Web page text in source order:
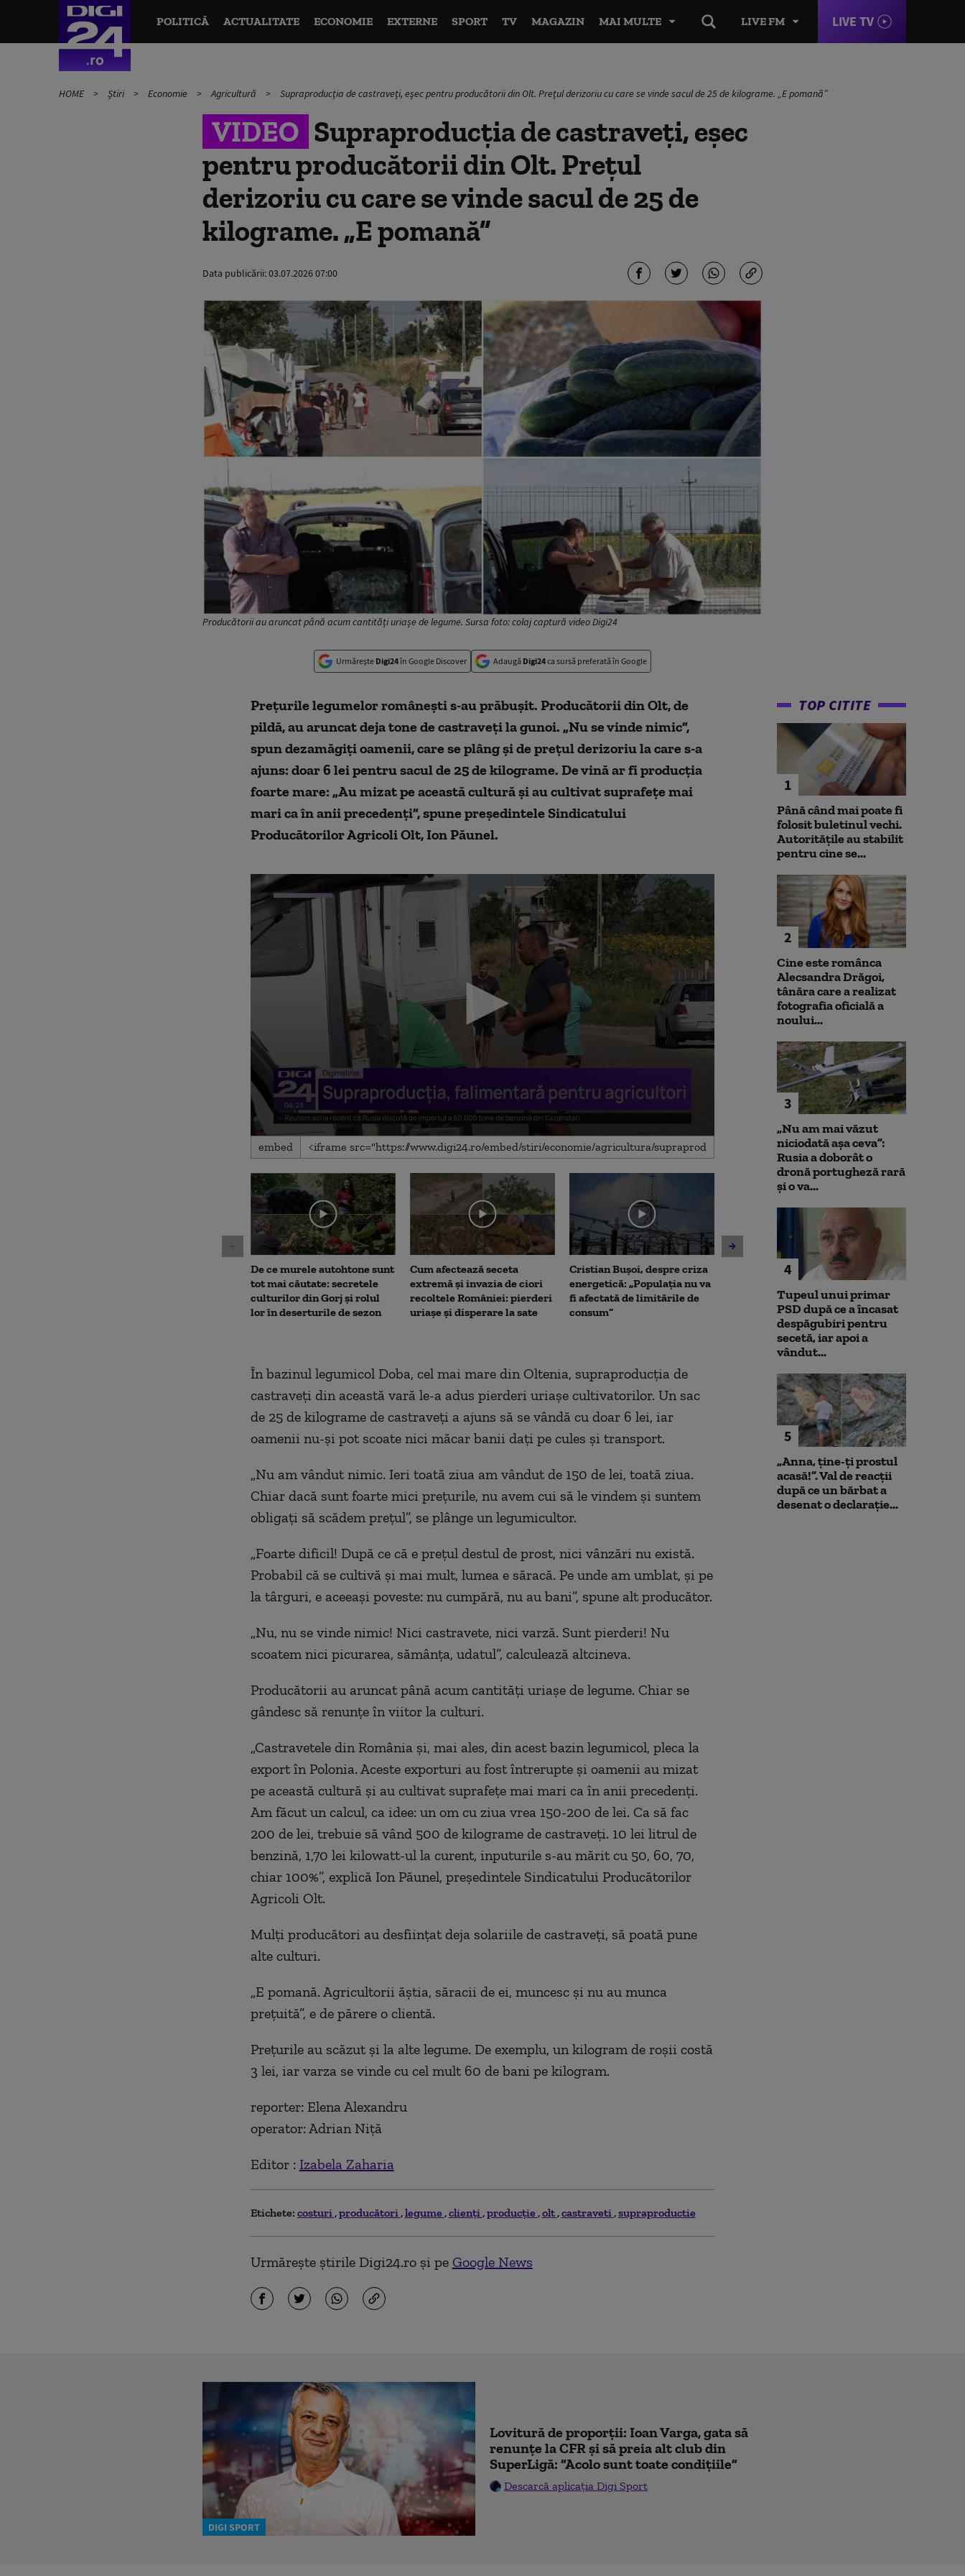
LIVE FM LIVE TV
POLITICĂ ACTUALITATE ECONOMIE EXTERNE SPORT TV MAGAZIN MAI MULTE
HOME Știri Economie Agricultură Supraproducția de castraveți, eșec pentru producătorii din Olt. Prețul derizoriu cu care se vinde sacul de 25 de kilograme. „E pomană”
VIDEO Supraproducția de castraveți, eșec
pentru producătorii din Olt. Prețul
derizoriu cu care se vinde sacul de 25 de
kilograme. „E pomană”
Data publicării:03.07.2026 07:00
Producătorii au aruncat până acum cantități uriașe de legume. Sursa foto: colaj captură video Digi24
Urmărește Digi24în Google Discover Adaugă Digi24ca sursă preferată în Google
Prețurile legumelor românești s-au prăbușit. Producătorii din Olt, de
pildă, au aruncat deja tone de castraveți la gunoi. „Nu se vinde nimic”,
spun dezamăgiți oamenii, care se plâng și de prețul derizoriu la care s-a
ajuns: doar 6 lei pentru sacul de 25 de kilograme. De vină ar fi producția
foarte mare: „Au mizat pe această cultură și au cultivat suprafețe mai
mari ca în anii precedenți”, spune președintele Sindicatului
Producătorilor Agricoli Olt, Ion Păunel.
0
seconds
1
minute,
59
seconds
Volume
90%
embed
De ce murele autohtone sunt
tot mai căutate: secretele
culturilor din Gorj și rolul
lor în deserturile de sezon
Cum afectează seceta
extremă și invazia de ciori
recoltele României: pierderi
uriașe și disperare la sate
Cristian Bușoi, despre criza
energetică: „Populația nu va
fi afectată de limitările de
consum”
Noi verificări pe aeroportul
din Leipzig: sute de polițiști
caută o a doua dronă.
Varianta exclusă de
anchetatori
Societatea de
București și-a
insolvența
În bazinul legumicol Doba, cel mai mare din Oltenia, supraproducția de
castraveți din această vară le-a adus pierderi uriașe cultivatorilor. Un sac
de 25 de kilograme de castraveți a ajuns să se vândă cu doar 6 lei, iar
oamenii nu-și pot scoate nici măcar banii dați pe cules și transport.
„Nu am vândut nimic. Ieri toată ziua am vândut de 150 de lei, toată ziua.
Chiar dacă sunt foarte mici prețurile, nu avem cui să le vindem și suntem
obligați să scădem prețul”, se plânge un legumicultor.
„Foarte dificil! După ce că e prețul destul de prost, nici vânzări nu există.
Probabil că se cultivă și mai mult, lumea e săracă. Pe unde am umblat, și pe
la târguri, e aceeași poveste: nu cumpără, nu au bani”, spune alt producător.
„Nu, nu se vinde nimic! Nici castravete, nici varză. Sunt pierderi! Nu
scoatem nici picurarea, sămânța, udatul”, calculează altcineva.
Producătorii au aruncat până acum cantități uriașe de legume. Chiar se
gândesc să renunțe în viitor la culturi.
„Castravetele din România și, mai ales, din acest bazin legumicol, pleca la
export în Polonia. Aceste exporturi au fost întrerupte și oamenii au mizat
pe această cultură și au cultivat suprafețe mai mari ca în anii precedenți.
Am făcut un calcul, ca idee: un om cu ziua vrea 150-200 de lei. Ca să fac
200 de lei, trebuie să vând 500 de kilograme de castraveți. 10 lei litrul de
benzină, 1,70 lei kilowatt-ul la curent, inputurile s-au mărit cu 50, 60, 70,
chiar 100%”, explică Ion Păunel, președintele Sindicatului Producătorilor
Agricoli Olt.
Mulți producători au desființat deja solariile de castraveți, să poată pune
alte culturi.
„E pomană. Agricultorii ăștia, săracii de ei, muncesc și nu au munca
prețuită”, e de părere o clientă.
Prețurile au scăzut și la alte legume. De exemplu, un kilogram de roșii costă
3 lei, iar varza se vinde cu cel mult 60 de bani pe kilogram.
reporter: Elena Alexandru
operator: Adrian Niță
Editor : Izabela Zaharia
Etichete: costuri producători legume clienţi producție olt castraveti supraproductie
Urmărește știrile Digi24.ro și pe Google News
TOP CITITE
1
Până când mai poate fi
folosit buletinul vechi.
Autoritățile au stabilit
pentru cine se...
2
Cine este românca
Alecsandra Drăgoi,
tânăra care a realizat
fotografia oficială a
noului...
3
„Nu am mai văzut
niciodată așa ceva”:
Rusia a doborât o
dronă portugheză rară
și o va...
4
Tupeul unui primar
PSD după ce a încasat
despăgubiri pentru
secetă, iar apoi a
vândut...
5
„Anna, ţine-ţi prostul
acasă!”. Val de reacții
după ce un bărbat a
desenat o declarație...
DIGI SPORT
Lovitură de proporții: Ioan Varga, gata să
renunțe la CFR și să preia alt club din
SuperLigă: ”Acolo sunt toate condițiile”
Descarcă aplicația Digi Sport